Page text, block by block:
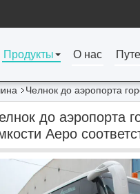
Продукты О нас
Челнок до аэропорта
до аэропорта
Аеро